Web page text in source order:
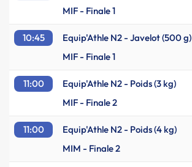
MIF - Finale 1
10:45 Equip'Athle N2 - Javelot (500 g)
MIF - Finale 1
11:00 Equip'Athle N2 - Poids (3 kg)
MIF - Finale 2
11:00 Equip'Athle N2 - Poids (4 kg)
MIM - Finale 2